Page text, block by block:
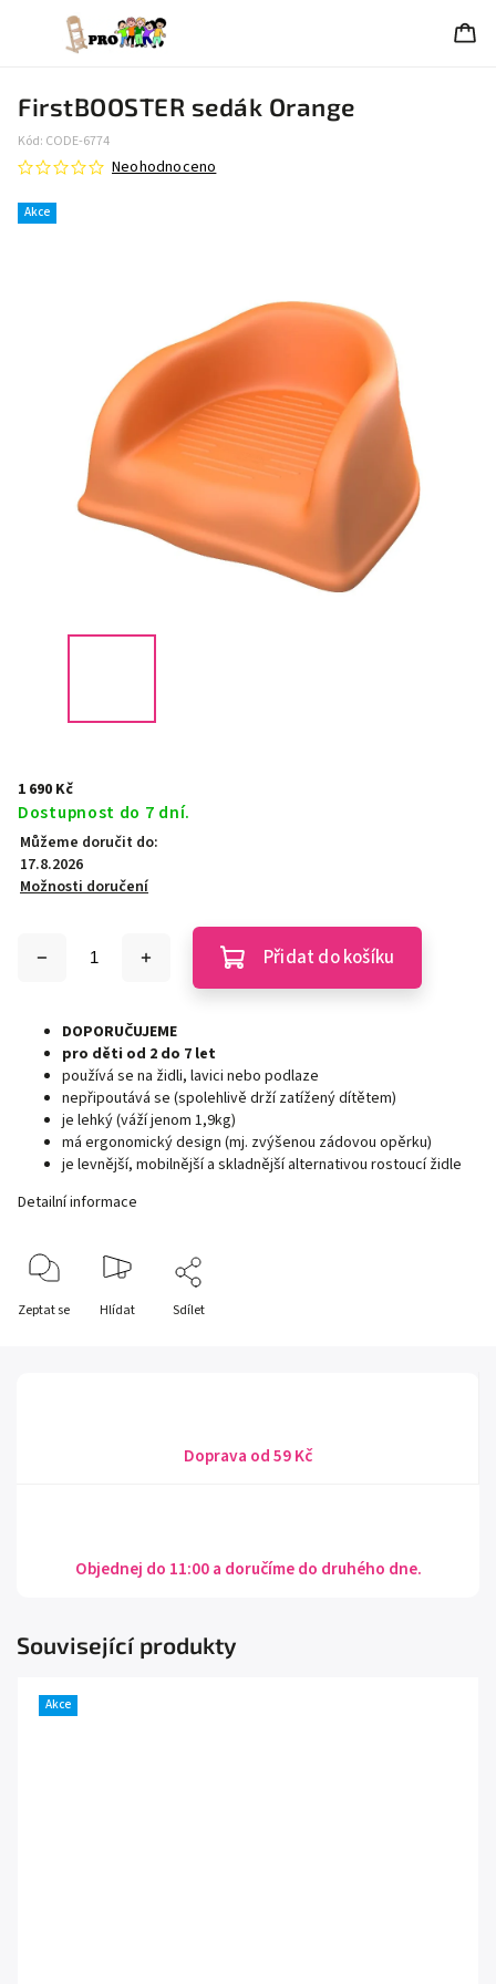
FirstBOOSTER sedák Orange
Kód: CODE-6774
Akce
Neohodnoceno
1 690 Kč
Dostupnost do 7 dní.
Můžeme doručit do:
17.8.2026
Možnosti doručení
Přidat do košíku
DOPORUČUJEME
pro děti od 2 do 7 let
používá se na židli, lavici nebo podlaze
nepřipoutává se (spolehlivě drží zatížený dítětem)
je lehký (váží jenom 1,9kg)
má ergonomický design (mj. zvýšenou zádovou opěrku)
je levnější, mobilnější a skladnější alternativou rostoucí židle
Detailní informace
Zeptat se Hlídat Sdílet
Doprava od 59 Kč
Objednej do 11:00 a doručíme do druhého dne.
Související produkty
Akce